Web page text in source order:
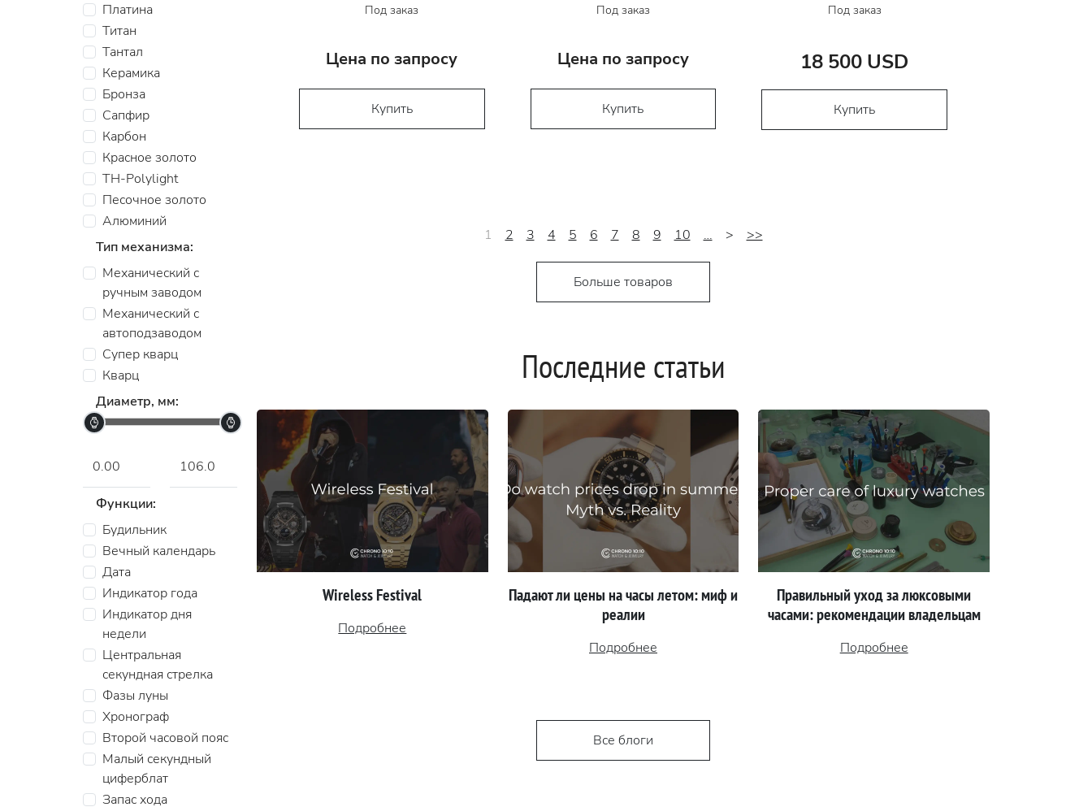
Платина
Титан
Тантал
Керамика
Бронза
Сапфир
Карбон
Красное золото
TH-Polylight
Песочное золото
Алюминий
Тип механизма:
Механический с
ручным заводом
Механический с
автоподзаводом
Супер кварц
Кварц
Диаметр, мм:
Функции:
Будильник
Вечный календарь
Дата
Индикатор года
Индикатор дня
недели
Центральная
секундная стрелка
Фазы луны
Хронограф
Второй часовой пояс
Малый секундный
циферблат
Запас хода
Под заказ
Цена по запросу
Купить
Под заказ
Цена по запросу
Купить
Под заказ
18 500 USD
Купить
1 2 3 4 5 6 7 8 9 10 … > >>
Больше товаров
Последние статьи
Wireless Festival
Подробнее
Падают ли цены на часы летом: миф и
реалии
Подробнее
Правильный уход за люксовыми
часами: рекомендации владельцам
Подробнее
Все блоги